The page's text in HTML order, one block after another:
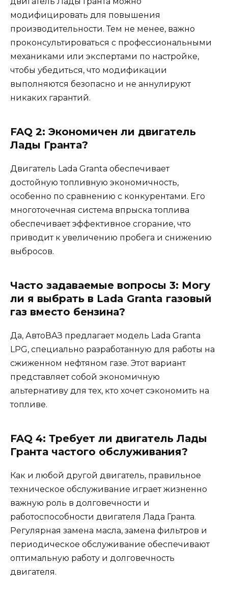
модифицировать для повышения
производительности. Тем не менее, важно
проконсультироваться с профессиональными
механиками или экспертами по настройке,
чтобы убедиться, что модификации
выполняются безопасно и не аннулируют
никаких гарантий.
FAQ 2: Экономичен ли двигатель
Лады Гранта?
Двигатель Lada Granta обеспечивает
достойную топливную экономичность,
особенно по сравнению с конкурентами. Его
многоточечная система впрыска топлива
обеспечивает эффективное сгорание, что
приводит к увеличению пробега и снижению
выбросов.
Часто задаваемые вопросы 3: Могу
ли я выбрать в Lada Granta газовый
газ вместо бензина?
Да, АвтоВАЗ предлагает модель Lada Granta
LPG, специально разработанную для работы на
сжиженном нефтяном газе. Этот вариант
представляет собой экономичную
альтернативу для тех, кто хочет сэкономить на
топливе.
FAQ 4: Требует ли двигатель Лады
Гранта частого обслуживания?
Как и любой другой двигатель, правильное
техническое обслуживание играет жизненно
важную роль в долговечности и
работоспособности двигателя Лада Гранта.
Регулярная замена масла, замена фильтров и
периодическое обслуживание обеспечивают
оптимальную работу и долговечность
двигателя.